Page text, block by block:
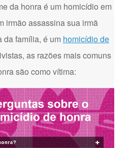
da honra é um homicídio em
irmão assassina sua irmã
da família, é um homicídio de
as razões mais comuns
são como vítima: